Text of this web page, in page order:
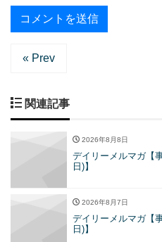
« Prev
関連記事
2026年8月8日
デイリーメルマガ【
日)】
2026年8月7日
デイリーメルマガ【
日)】